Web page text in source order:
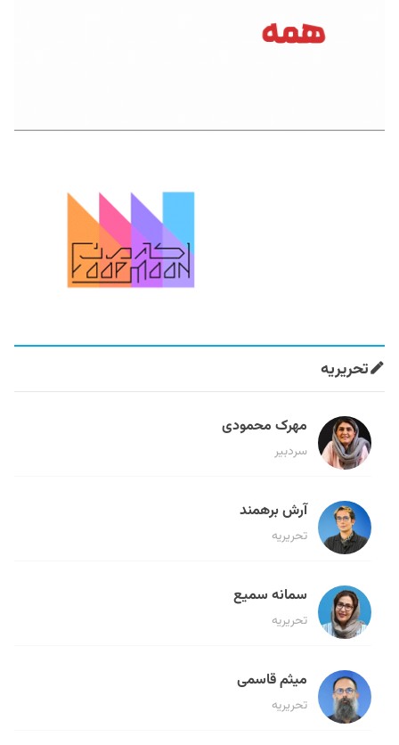
تحریریه
مهرک محمودی
سردبیر
آرش برهمند
تحریریه
سمانه سمیع
تحریریه
میثم قاسمی
تحریریه